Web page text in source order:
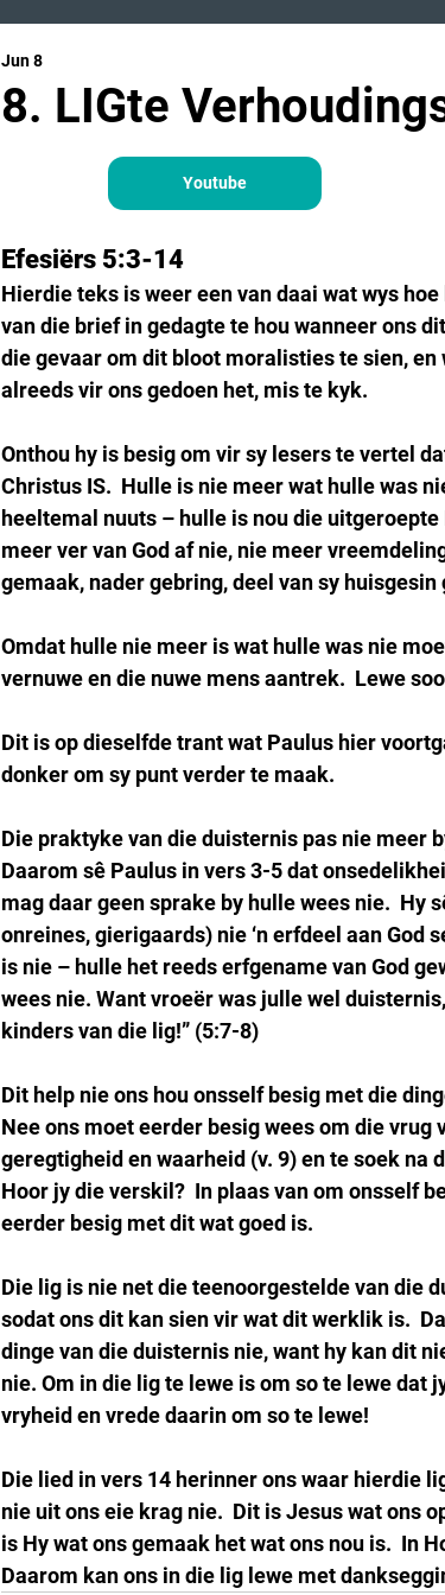
8. LIGte
Jun 8
Youtube
Efesiërs 5:3-14
Hierdie teks is weer een van daai wat wys
van die brief in gedagte te hou wanneer ons
die gevaar om dit bloot moralisties te sien,
alreeds vir ons gedoen het, mis te kyk.
Onthou hy is besig om vir sy lesers te vertel
Christus IS.  Hulle is nie meer wat hulle was
heeltemal nuuts – hulle is nou die
meer ver van God af nie, nie meer
gemaak, nader gebring, deel van sy huisgesin
Omdat hulle nie meer is wat hulle was nie
vernuwe en die nuwe mens aantrek.  Lewe
Dit is op dieselfde trant wat Paulus hier
donker om sy punt verder te maak.
Die praktyke van die duisternis pas nie meer
Daarom sê Paulus in vers 3-5 dat
mag daar geen sprake by hulle wees nie.  Hy
onreines, gierigaards) nie ‘n erfdeel aan God
is nie – hulle het reeds erfgename van God
wees nie. Want vroeër was julle wel
kinders van die lig!” (5:7-8)
Dit help nie ons hou onsself besig met die
Nee ons moet eerder besig wees om die vrug
geregtigheid en waarheid (v. 9) en te soek na
Hoor jy die verskil?  In plaas van om onsself
eerder besig met dit wat goed is.
Die lig is nie net die teenoorgestelde van die
sodat ons dit kan sien vir wat dit werklik is.
dinge van die duisternis nie, want hy kan dit
nie. Om in die lig te lewe is om so te lewe dat
vryheid en vrede daarin om so te lewe!
Die lied in vers 14 herinner ons waar hierdie
nie uit ons eie krag nie.  Dit is Jesus wat ons
is Hy wat ons gemaak het wat ons nou is.  In
Daarom kan ons in die lig lewe met